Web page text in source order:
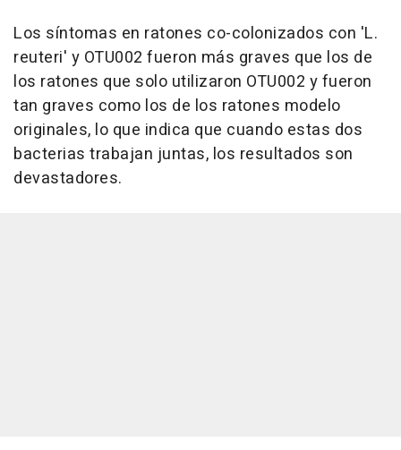
Los síntomas en ratones co-colonizados con 'L.
reuteri' y OTU002 fueron más graves que los de
los ratones que solo utilizaron OTU002 y fueron
tan graves como los de los ratones modelo
originales, lo que indica que cuando estas dos
bacterias trabajan juntas, los resultados son
devastadores.